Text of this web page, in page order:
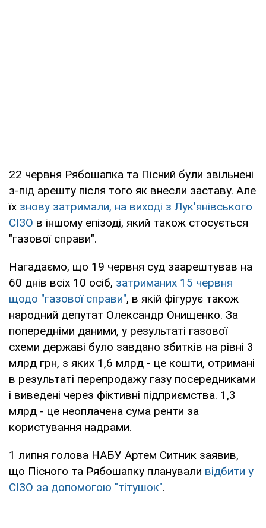
22 червня Рябошапка та Пісний були звільнені
з-під арешту після того як внесли заставу. Але
їх знову затримали, на виході з Лук'янівського
СІЗО в іншому епізоді, який також стосується
"газової справи".
Нагадаємо, що 19 червня суд заарештував на
60 днів всіх 10 осіб, затриманих 15 червня
щодо "газової справи", в якій фігурує також
народний депутат Олександр Онищенко. За
попередніми даними, у результаті газової
схеми державі було завдано збитків на рівні 3
млрд грн, з яких 1,6 млрд - це кошти, отримані
в результаті перепродажу газу посередниками
і виведені через фіктивні підприємства. 1,3
млрд - це неоплачена сума ренти за
користування надрами.
1 липня голова НАБУ Артем Ситник заявив,
що Пісного та Рябошапку планували відбити у
СІЗО за допомогою "тітушок".